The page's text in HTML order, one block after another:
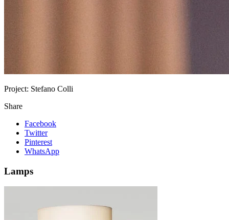
Project: Stefano Colli
Share
Facebook
Twitter
Pinterest
WhatsApp
Lamps